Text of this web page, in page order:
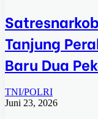
Tanjung
Baru Dua
TNI/POLRI
Juni 23, 2026